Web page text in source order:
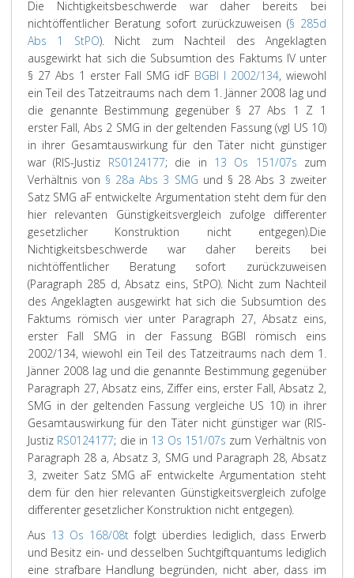
Die Nichtigkeitsbeschwerde war daher bereits bei
nichtöffentlicher Beratung sofort zurückzuweisen (§ 285d
Abs 1 StPO). Nicht zum Nachteil des Angeklagten
ausgewirkt hat sich die Subsumtion des Faktums IV unter
§ 27 Abs 1 erster Fall SMG idF BGBl I 2002/134, wiewohl
ein Teil des Tatzeitraums nach dem 1. Jänner 2008 lag und
die genannte Bestimmung gegenüber § 27 Abs 1 Z 1
erster Fall, Abs 2 SMG in der geltenden Fassung (vgl US 10)
in ihrer Gesamtauswirkung für den Täter nicht günstiger
war (RIS-Justiz RS0124177; die in 13 Os 151/07s zum
Verhältnis von § 28a Abs 3 SMG und § 28 Abs 3 zweiter
Satz SMG aF entwickelte Argumentation steht dem für den
hier relevanten Günstigkeitsvergleich zufolge differenter
gesetzlicher Konstruktion nicht entgegen).Die
Nichtigkeitsbeschwerde war daher bereits bei
nichtöffentlicher Beratung sofort zurückzuweisen
(Paragraph 285 d, Absatz eins, StPO). Nicht zum Nachteil
des Angeklagten ausgewirkt hat sich die Subsumtion des
Faktums römisch vier unter Paragraph 27, Absatz eins,
erster Fall SMG in der Fassung BGBl römisch eins
2002/134, wiewohl ein Teil des Tatzeitraums nach dem 1.
Jänner 2008 lag und die genannte Bestimmung gegenüber
Paragraph 27, Absatz eins, Ziffer eins, erster Fall, Absatz 2,
SMG in der geltenden Fassung vergleiche US 10) in ihrer
Gesamtauswirkung für den Täter nicht günstiger war (RIS-
Justiz RS0124177; die in 13 Os 151/07s zum Verhältnis von
Paragraph 28 a, Absatz 3, SMG und Paragraph 28, Absatz
3, zweiter Satz SMG aF entwickelte Argumentation steht
dem für den hier relevanten Günstigkeitsvergleich zufolge
differenter gesetzlicher Konstruktion nicht entgegen).
Aus 13 Os 168/08t folgt überdies lediglich, dass Erwerb
und Besitz ein- und desselben Suchtgiftquantums lediglich
eine strafbare Handlung begründen, nicht aber, dass im